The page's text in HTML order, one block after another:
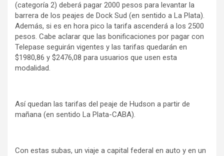
(categoría 2) deberá pagar 2000 pesos para levantar la
barrera de los peajes de Dock Sud (en sentido a La Plata).
Además, si es en hora pico la tarifa ascenderá a los 2500
pesos. Cabe aclarar que las bonificaciones por pagar con
Telepase seguirán vigentes y las tarifas quedarán en
$1980,86 y $2476,08 para usuarios que usen esta
modalidad.
Así quedan las tarifas del peaje de Hudson a partir de
mañana (en sentido La Plata-CABA).
Con estas subas, un viaje a capital federal en auto y en un